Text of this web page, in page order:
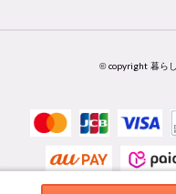
© copyright 暮ら